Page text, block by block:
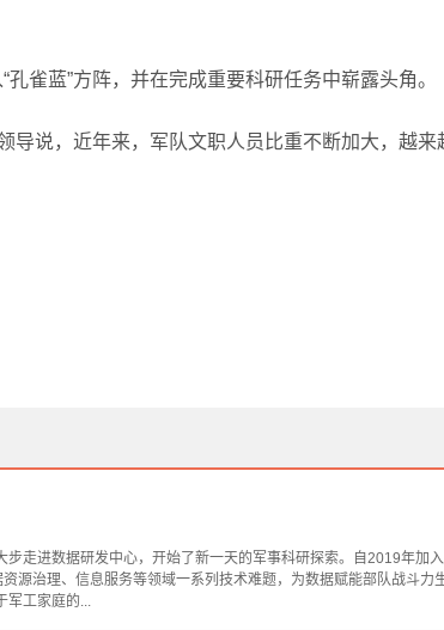
雀蓝”方阵，并在完成重要科研任务中崭露头角。
导说，近年来，军队文职人员比重不断加大，越来
走进数据研发中心，开始了新一天的军事科研探索。自2019年加
源治理、信息服务等领域一系列技术难题，为数据赋能部队战斗力
军工家庭的...